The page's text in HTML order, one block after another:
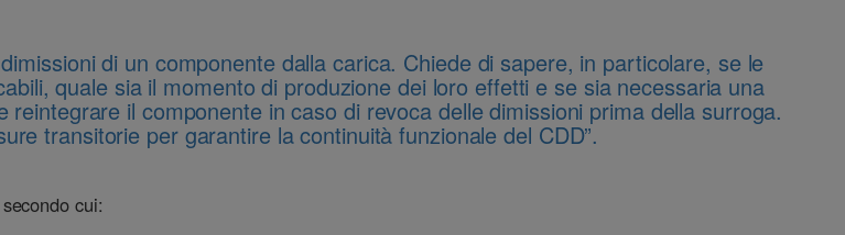
di un componente dalla carica. Chiede di sapere, in particolare, se le
quale sia il momento di produzione dei loro effetti e se sia necessaria una
il componente in caso di revoca delle dimissioni prima della surroga.
transitorie per garantire la continuità funzionale del CDD”.
cui: